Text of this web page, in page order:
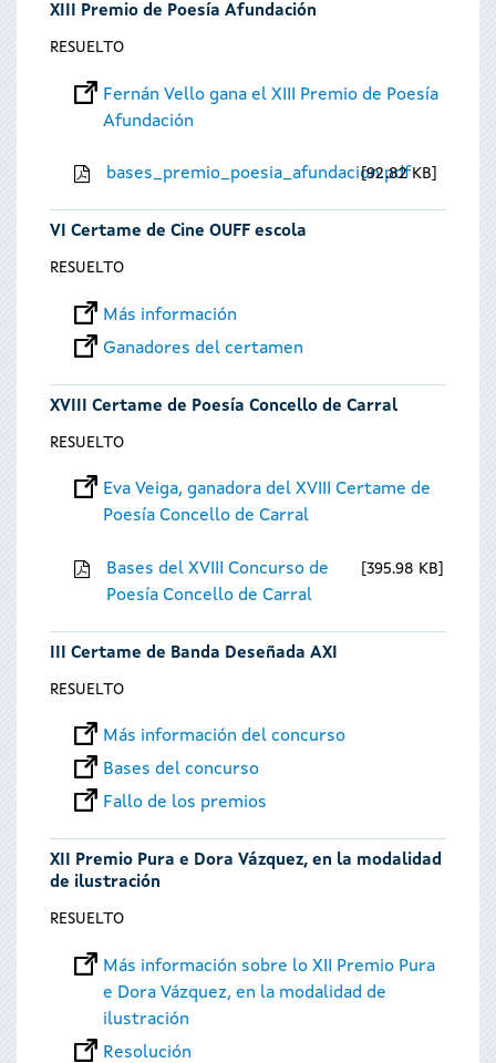
XIII Premio de Poesía Afundación
RESUELTO
Fernán Vello gana el XIII Premio de Poesía
Afundación
bases_premio_poesia_afundacion.pdf
92.82 KB
VI Certame de Cine OUFF escola
RESUELTO
Más información
Ganadores del certamen
XVIII Certame de Poesía Concello de Carral
RESUELTO
Eva Veiga, ganadora del XVIII Certame de
Poesía Concello de Carral
Bases del XVIII Concurso de
Poesía Concello de Carral
395.98 KB
III Certame de Banda Deseñada AXI
RESUELTO
Más información del concurso
Bases del concurso
Fallo de los premios
XII Premio Pura e Dora Vázquez, en la modalidad
de ilustración
RESUELTO
Más información sobre lo XII Premio Pura
e Dora Vázquez, en la modalidad de
ilustración
Resolución